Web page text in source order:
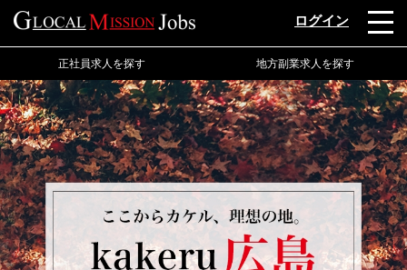
ログイン
正社員求人を探す 地方副業求人を探す